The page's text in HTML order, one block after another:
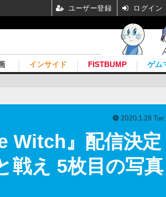
インサイド FISTBUMP ゲム
Witch』配信決定
え 5枚目の写真
2020.1.28 Tue
ユーザー登録 ログイン